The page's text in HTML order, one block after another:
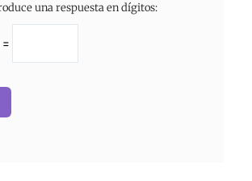
una respuesta en dígitos:
=